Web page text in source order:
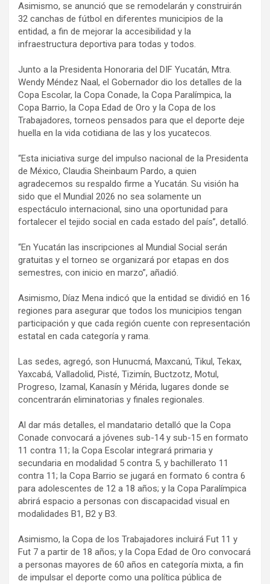
Asimismo, se anunció que se remodelarán y construirán
32 canchas de fútbol en diferentes municipios de la
entidad, a fin de mejorar la accesibilidad y la
infraestructura deportiva para todas y todos.
Junto a la Presidenta Honoraria del DIF Yucatán, Mtra.
Wendy Méndez Naal, el Gobernador dio los detalles de la
Copa Escolar, la Copa Conade, la Copa Paralímpica, la
Copa Barrio, la Copa Edad de Oro y la Copa de los
Trabajadores, torneos pensados para que el deporte deje
huella en la vida cotidiana de las y los yucatecos.
“Esta iniciativa surge del impulso nacional de la Presidenta
de México, Claudia Sheinbaum Pardo, a quien
agradecemos su respaldo firme a Yucatán. Su visión ha
sido que el Mundial 2026 no sea solamente un
espectáculo internacional, sino una oportunidad para
fortalecer el tejido social en cada estado del país”, detalló.
“En Yucatán las inscripciones al Mundial Social serán
gratuitas y el torneo se organizará por etapas en dos
semestres, con inicio en marzo”, añadió.
Asimismo, Díaz Mena indicó que la entidad se dividió en 16
regiones para asegurar que todos los municipios tengan
participación y que cada región cuente con representación
estatal en cada categoría y rama.
Las sedes, agregó, son Hunucmá, Maxcanú, Tikul, Tekax,
Yaxcabá, Valladolid, Pisté, Tizimín, Buctzotz, Motul,
Progreso, Izamal, Kanasín y Mérida, lugares donde se
concentrarán eliminatorias y finales regionales.
Al dar más detalles, el mandatario detalló que la Copa
Conade convocará a jóvenes sub-14 y sub-15 en formato
11 contra 11; la Copa Escolar integrará primaria y
secundaria en modalidad 5 contra 5, y bachillerato 11
contra 11; la Copa Barrio se jugará en formato 6 contra 6
para adolescentes de 12 a 18 años; y la Copa Paralímpica
abrirá espacio a personas con discapacidad visual en
modalidades B1, B2 y B3.
Asimismo, la Copa de los Trabajadores incluirá Fut 11 y
Fut 7 a partir de 18 años; y la Copa Edad de Oro convocará
a personas mayores de 60 años en categoría mixta, a fin
de impulsar el deporte como una política pública de